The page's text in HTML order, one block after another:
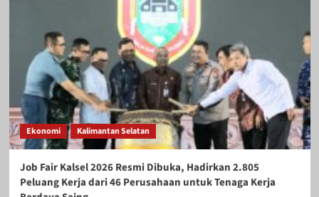
Ekonomi Kalimantan Selatan
Job Fair Kalsel 2026 Resmi Dibuka, Hadirkan 2.805
Peluang Kerja dari 46 Perusahaan untuk Tenaga Kerja